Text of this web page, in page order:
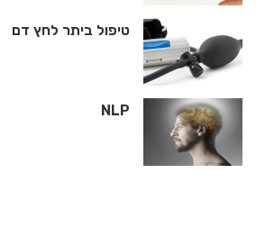
טיפול ביתר לחץ דם
NLP